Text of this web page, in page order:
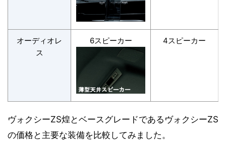
オーディオレ
ス
6スピーカー 4スピーカー
ヴォクシーZS煌とベースグレードであるヴォクシーZS
の価格と主要な装備を比較してみました。